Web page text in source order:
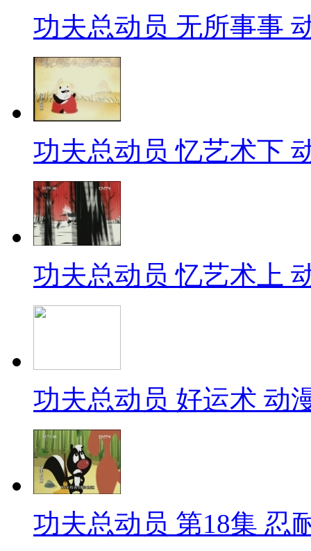
功夫总动员 无所事事
功夫总动员 忆艺术下
功夫总动员 忆艺术上
功夫总动员 好运术 动
功夫总动员 第18集 忍